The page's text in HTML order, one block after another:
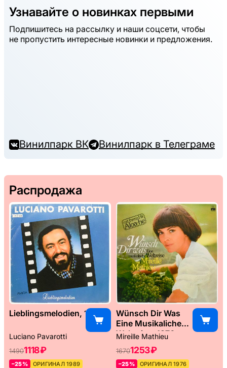
Узнавайте о новинках первыми
Подпишитесь на рассылку и наши соцсети, чтобы
не пропустить интересные новинки и предложения.
Винилпарк ВК Винилпарк в Телеграме
Распродажа
Lieblingsmelodien, 1989
Luciano Pavarotti
14901118 ₽
–25%
ОРИГИНАЛ 1989
Wünsch Dir Was
Eine Musikaliche
Weltreise, 1976
Mireille Mathieu
16701253 ₽
–25% ОРИГИНАЛ 1976